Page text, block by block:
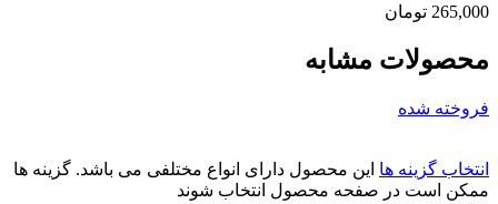
265,000 تومان
محصولات مشابه
فروخته شده
انتخاب گزینه ها این محصول دارای انواع مختلفی می باشد. گزینه ها
ممکن است در صفحه محصول انتخاب شوند